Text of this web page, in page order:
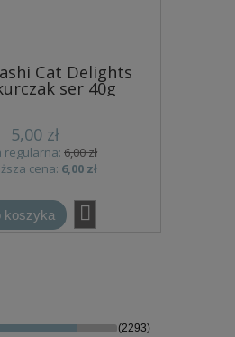
Cat Delights
ser 40g
5,00 zł
regularna: 6,00 zł
cena: 6,00 zł
koszyka
(2293)